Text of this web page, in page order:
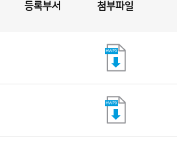
등록부서 첨부파일